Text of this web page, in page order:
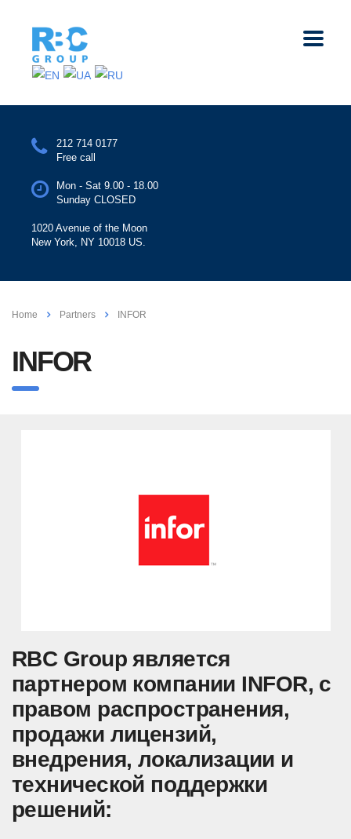
212 714 0177
Free call
Mon - Sat 9.00 - 18.00
Sunday CLOSED
1020 Avenue of the Moon
New York, NY 10018 US.
Home Partners INFOR
INFOR
RBC Group является
партнером компании INFOR, с
правом распространения,
продажи лицензий,
внедрения, локализации и
технической поддержки
решений: